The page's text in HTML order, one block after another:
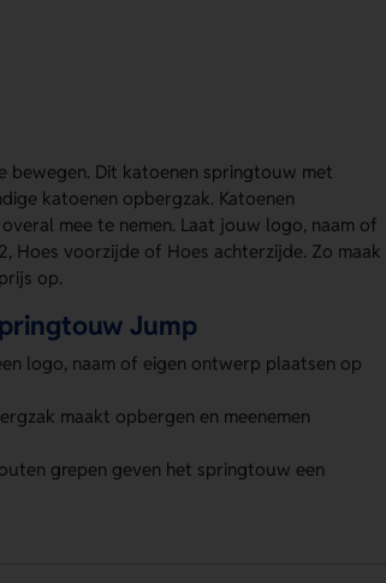
bewegen. Dit katoenen springtouw met
katoenen opbergzak. Katoenen
mee te nemen. Laat jouw logo, naam of
Hoes voorzijde of Hoes achterzijde. Zo maak
op.
Jump
logo, naam of eigen ontwerp plaatsen op
maakt opbergen en meenemen
grepen geven het springtouw een